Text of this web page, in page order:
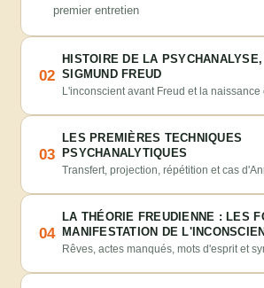
premier entretien
02
HISTOIRE DE LA
SIGMUND FREUD
L'inconscient avant Freud et la
03
LES PREMIÈRES TECHNIQUES
PSYCHANALYTIQUES
Transfert, projection, répétition et cas
04
LA THÉORIE FREUDIENNE : LES
MANIFESTATION DE
Rêves, actes manqués, mots d'esprit et